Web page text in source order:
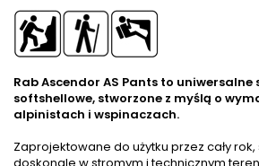
Rab Ascendor AS Pants to uniwersalne
softshellowe, stworzone z myślą o
alpinistach i wspinaczach.
Zaprojektowane do użytku przez cały